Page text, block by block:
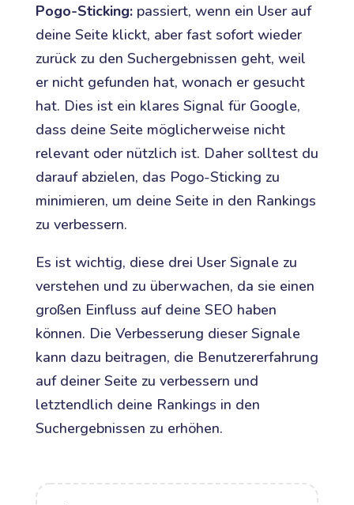
Pogo-Sticking:passiert, wenn ein User auf
deine Seite klickt, aber fast sofort wieder
zurück zu den Suchergebnissen geht, weil
er nicht gefunden hat, wonach er gesucht
hat. Dies ist ein klares Signal für Google,
dass deine Seite möglicherweise nicht
relevant oder nützlich ist. Daher solltest du
darauf abzielen, das Pogo-Sticking zu
minimieren, um deine Seite in den Rankings
zu verbessern.
Es ist wichtig, diese drei User Signale zu
verstehen und zu überwachen, da sie einen
großen Einfluss auf deine SEO haben
können. Die Verbesserung dieser Signale
kann dazu beitragen, die Benutzererfahrung
auf deiner Seite zu verbessern und
letztendlich deine Rankings in den
Suchergebnissen zu erhöhen.